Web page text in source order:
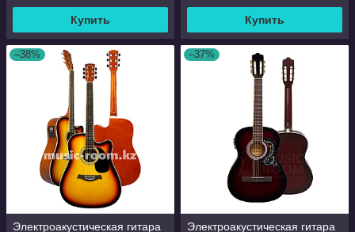
Купить Купить
–38%
Электроакустическая гитара
–37%
Электроакустическая гитара